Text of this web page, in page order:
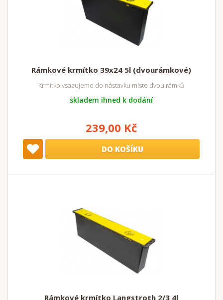
Rámkové krmítko 39x24 5l (dvourámkové)
Krmítko vsazujeme do nástavku místo dvou rámků
skladem ihned k dodání
239,00 Kč
DO KOŠÍKU
Rámkové krmítko Langstroth 2/3 4l